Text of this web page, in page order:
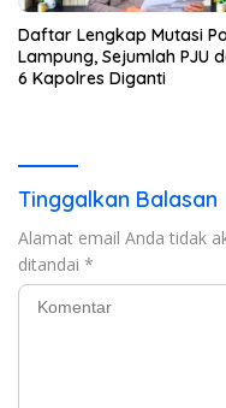
Daftar Lengkap Mutasi
Lampung, Sejumlah PJU
6 Kapolres Diganti
Tinggalkan Balasan
Alamat email Anda tidak
ditandai *